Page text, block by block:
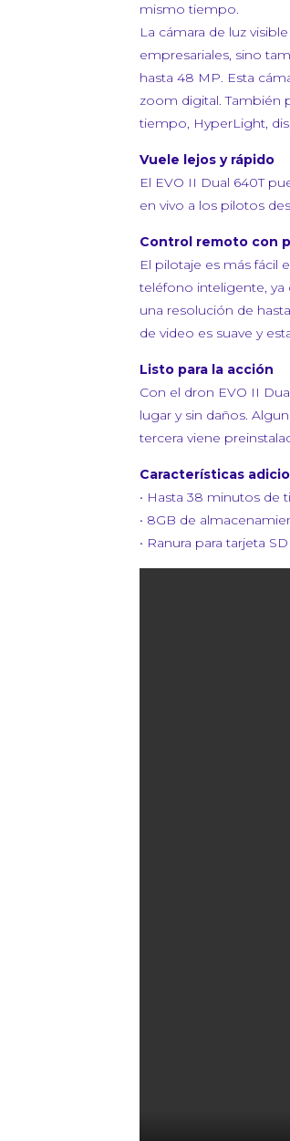
mismo tiempo.
La cámara de luz
empresariales, sino
hasta 48 MP. Esta
zoom digital. También
tiempo, HyperLight,
Vuele lejos y rápido
El EVO II Dual 640T
en vivo a los pilotos
Control remoto con
El pilotaje es más fácil
teléfono inteligente, ya
una resolución de
de video es suave y
Listo para la acción
Con el dron EVO II
lugar y sin daños.
tercera viene
Características
• Hasta 38 minutos
• 8GB de
• Ranura para tarjeta